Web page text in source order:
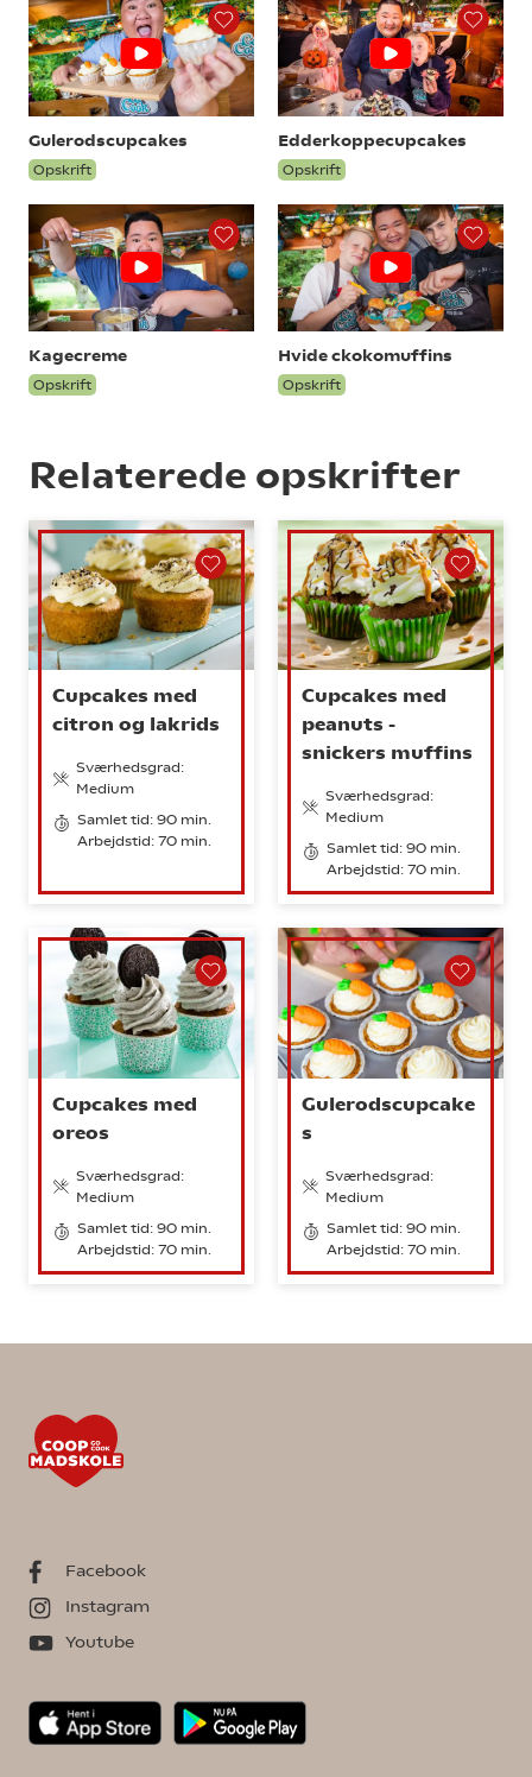
Gulerodscupcakes
Opskrift
Edderkoppecupcakes
Opskrift
Kagecreme
Opskrift
Hvide ckokomuffins
Opskrift
Relaterede opskrifter
Cupcakes med
citron og lakrids
Sværhedsgrad:
Medium
Samlet tid: 90 min.
Arbejdstid: 70 min.
Cupcakes med
peanuts -
snickers muffins
Sværhedsgrad:
Medium
Samlet tid: 90 min.
Arbejdstid: 70 min.
Cupcakes med
oreos
Sværhedsgrad:
Medium
Samlet tid: 90 min.
Arbejdstid: 70 min.
Gulerodscupcake
s
Sværhedsgrad:
Medium
Samlet tid: 90 min.
Arbejdstid: 70 min.
Facebook
Instagram
Youtube